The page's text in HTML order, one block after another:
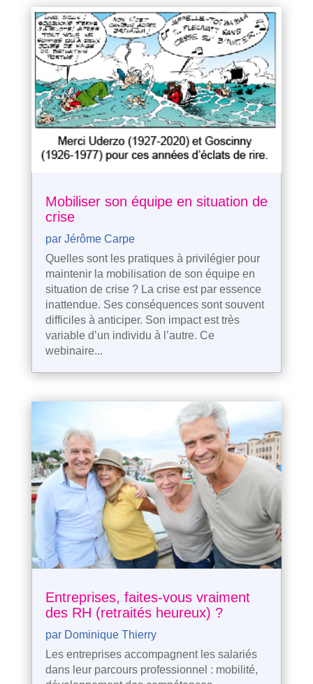
Mobiliser son équipe en situation de
crise
par Jérôme Carpe
Quelles sont les pratiques à privilégier pour
maintenir la mobilisation de son équipe en
situation de crise ? La crise est par essence
inattendue. Ses conséquences sont souvent
difficiles à anticiper. Son impact est très
variable d’un individu à l’autre. Ce
webinaire...
Entreprises, faites-vous vraiment
des RH (retraités heureux) ?
par Dominique Thierry
Les entreprises accompagnent les salariés
dans leur parcours professionnel : mobilité,